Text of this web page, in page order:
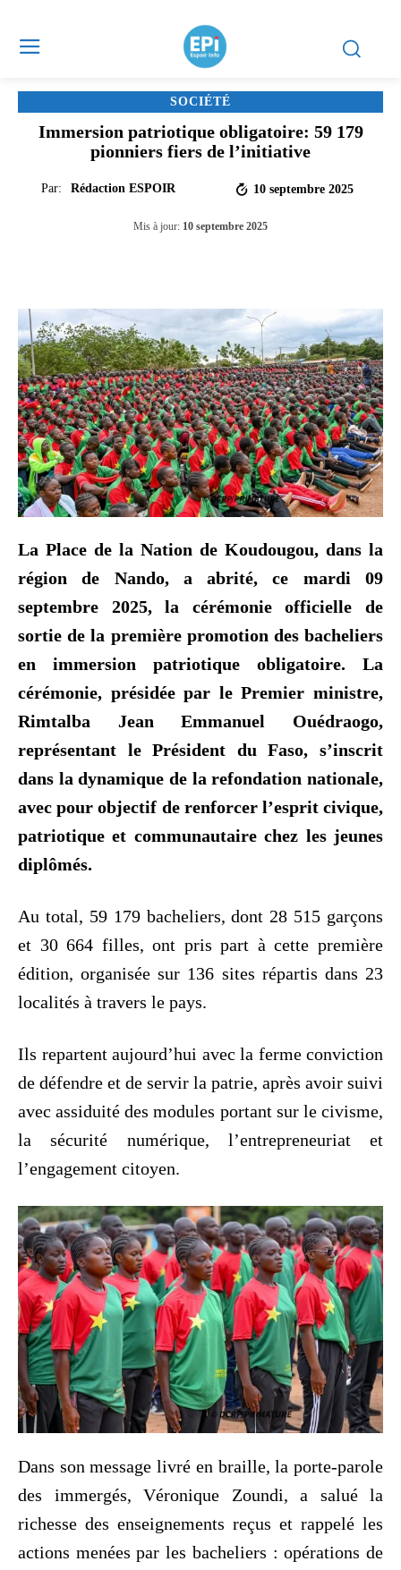
SOCIÉTÉ
‎Immersion patriotique obligatoire: 59 179
pionniers fiers de l’initiative
Par: Rédaction ESPOIR 10 septembre 2025
Mis à jour: 10 septembre 2025
La Place de la Nation de Koudougou, dans la
région de Nando, a abrité, ce mardi 09
septembre 2025, la cérémonie officielle de
sortie de la première promotion des bacheliers
en immersion patriotique obligatoire. La
cérémonie, présidée par le Premier ministre,
Rimtalba Jean Emmanuel Ouédraogo,
représentant le Président du Faso, s’inscrit
dans la dynamique de la refondation nationale,
avec pour objectif de renforcer l’esprit civique,
patriotique et communautaire chez les jeunes
diplômés.
‎Au total, 59 179 bacheliers, dont 28 515 garçons
et 30 664 filles, ont pris part à cette première
édition, organisée sur 136 sites répartis dans 23
localités à travers le pays.
‎Ils repartent aujourd’hui avec la ferme conviction
de défendre et de servir la patrie, après avoir suivi
avec assiduité des modules portant sur le civisme,
la sécurité numérique, l’entrepreneuriat et
l’engagement citoyen.
‎Dans son message livré en braille, la porte-parole
des immergés, Véronique Zoundi, a salué la
richesse des enseignements reçus et rappelé les
actions menées par les bacheliers : opérations de